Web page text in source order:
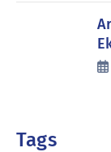
Tags